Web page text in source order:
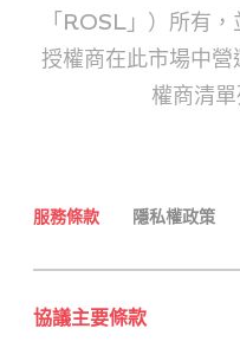
「ROSL」）所有
授權商在此市場中
權商清單
服務條款 隱私權政策
協議主要條款